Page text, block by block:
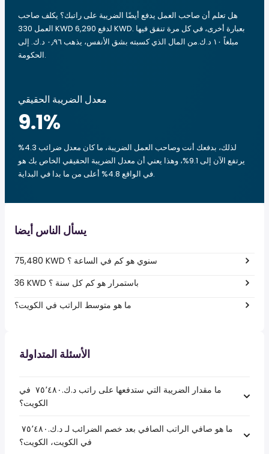
هل تعلم أن صاحب العمل يدفع أيضًا الضريبة على راتبك؟ يكلف صاحب
العمل 330 KWD لدفع 6,290 KWD. بعبارة أخرى، في كل مرة تنفق فيها
مبلغاً ‏١٠ د.ك.‏من المال الذي كسبته بشق الأنفس، يذهب ‏٠٫٩٦ د.ك.‏ إلى
الحكومة.
معدل الضريبة الحقيقي
9.1%
لذلك، بدفعك أنت وصاحب العمل الضريبة، ما كان معدل ضرائب 4.3%
يرتفع الآن إلى 9.1%، وهذا يعني أن معدل الضريبة الحقيقي الخاص بك هو
في الواقع 4.8% أعلى من ما بدا في البداية.
يسأل الناس أيضا
75,480 KWD سنوي هو كم في الساعة ؟
36 KWD باستمرار هو كم كل سنة ؟
ما هو متوسط الراتب في الكويت؟
الأسئلة المتداولة
ما مقدار الضريبة التي ستدفعها على راتب د.ك.‏٧٥٬٤٨٠ ‏ في
الكويت؟
في الكويت، الكويت؟